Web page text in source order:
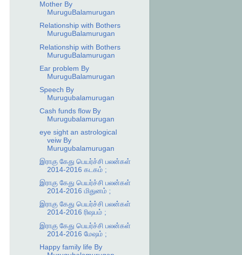
Mother By
MuruguBalamurugan
Relationship with Bothers
MuruguBalamurugan
Relationship with Bothers
MuruguBalamurugan
Ear problem By
MuruguBalamurugan
Speech By
Murugubalamurugan
Cash funds flow By
Murugubalamurugan
eye sight an astrological
veiw By
Murugubalamurugan
இராகு கேது பெயர்ச்சி பலன்கள்
2014-2016 கடகம் ;
இராகு கேது பெயர்ச்சி பலன்கள்
2014-2016 மிதுனம் ;
இராகு கேது பெயர்ச்சி பலன்கள்
2014-2016 ரிஷபம் ;
இராகு கேது பெயர்ச்சி பலன்கள்
2014-2016 மேஷம் ;
Happy family life By